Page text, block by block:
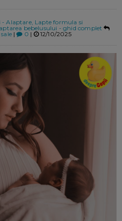
Alaptare, Lapte formula si
bebelusului - ghid complet
| 0 | 12/10/2025